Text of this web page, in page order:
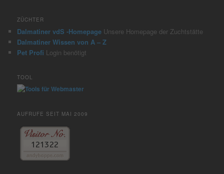
ZÜCHTER
Dalmatiner vdS -Homepage Unsere Homepage der Zuchtstätte
Dalmatiner Wissen von A – Z
Pet Profi Login benötigt
TOOL
AUFRUFE SEIT MAI 2009